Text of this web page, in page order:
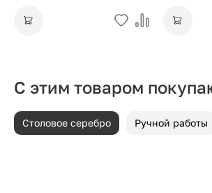
С этим товаром
Столовое серебро Ручной работы